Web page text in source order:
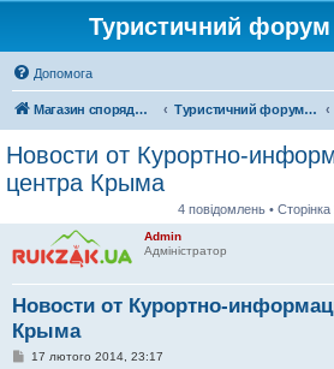
Туристичний форум
Допомога
Магазин спорядження Туристичний форум «Рюкзак»
Новости от Курортно-
центра Крыма
4 повідомлень • Сторінка
Admin
Адміністратор
Новости от Курортно-
Крыма
П17 лютого 2014, 23:17